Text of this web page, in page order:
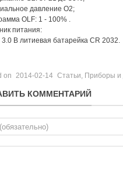
давление О2;
OLF: 1 - 100% .
питания:
В литиевая батарейка CR 2032.
on 2014-02-14 Статьи, Приборы и
КОММЕНТАРИЙ